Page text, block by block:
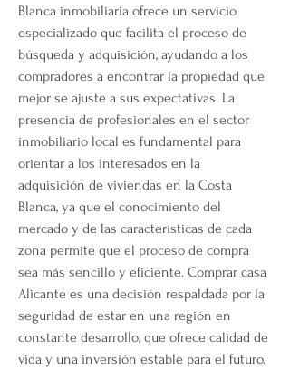
Blanca inmobiliaria ofrece un servicio
especializado que facilita el proceso de
búsqueda y adquisición, ayudando a los
compradores a encontrar la propiedad que
mejor se ajuste a sus expectativas. La
presencia de profesionales en el sector
inmobiliario local es fundamental para
orientar a los interesados en la
adquisición de viviendas en la Costa
Blanca, ya que el conocimiento del
mercado y de las características de cada
zona permite que el proceso de compra
sea más sencillo y eficiente. Comprar casa
Alicante es una decisión respaldada por la
seguridad de estar en una región en
constante desarrollo, que ofrece calidad de
vida y una inversión estable para el futuro.